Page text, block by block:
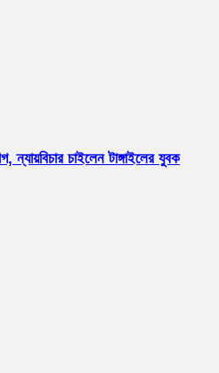
ন্যায়বিচার চাইলেন টাঙ্গাইলের যুবক